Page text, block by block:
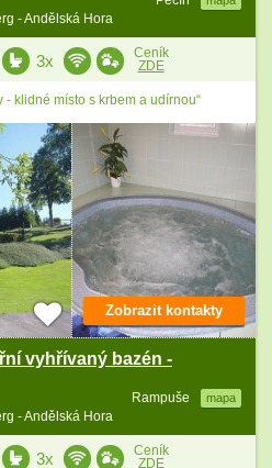
- Andělská Hora
3x
Ceník
ZDE
klidné místo s krbem a udírnou“
vyhřívaný bazén -
Rampuše mapa
- Andělská Hora
Zobrazit kontakty
3x
Ceník
ZDE